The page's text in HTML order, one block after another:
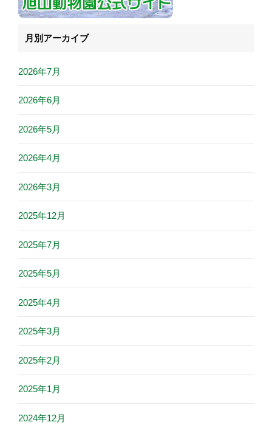
月別アーカイブ
2026年7月
2026年6月
2026年5月
2026年4月
2026年3月
2025年12月
2025年7月
2025年5月
2025年4月
2025年3月
2025年2月
2025年1月
2024年12月